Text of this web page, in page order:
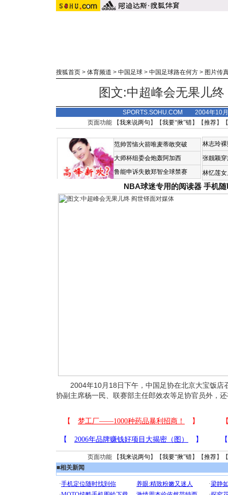
搜狐首页 > 体育频道 > 中国足球 > 中国足球路在何方 > 图片传
图文:中超峰会无果儿
SPORTS.SOHU.COM 2004年10
页面功能 【我来说两句 】【我要“揪”错】【推荐】
范帅苦恼火箭唯麦蒂敢突破
大师杯组委会炮轰阿加西
鲁能申诉失败郑智全球禁赛
林志玲
张靓颖
林忆莲
NBA球迷专用的阅读器 手机
2004年10月18日下午，中国足协在北京大宝饭店
协副主席杨一民、联赛部主任郎效农等足协官员外，
页面功能 【我来说两句 】【我要“揪”错】【推荐】
■相关新闻